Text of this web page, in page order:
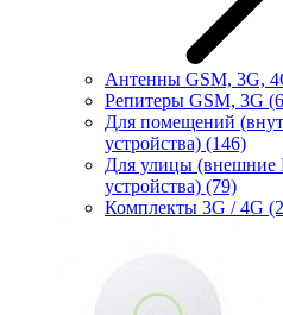
Антенны GSM, 3G,
Репитеры GSM, 3G
Для помещений
устройства) (146)
Для улицы (внешние
устройства) (79)
Комплекты 3G / 4G